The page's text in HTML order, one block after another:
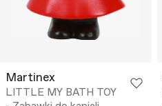
Martinex
LITTLE MY BATH TOY